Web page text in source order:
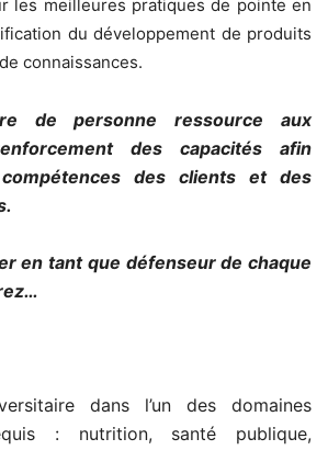
les meilleures pratiques de pointe en
du développement de produits
connaissances.
de personne ressource aux
des capacités afin
compétences des clients et des
en tant que défenseur de chaque
dans l’un des domaines
: nutrition, santé publique,